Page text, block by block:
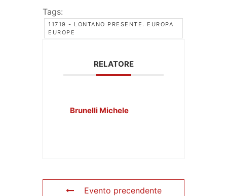
Tags:
11719 - LONTANO PRESENTE. EUROPA
EUROPE
RELATORE
Brunelli Michele
Evento precendente